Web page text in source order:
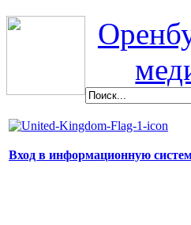
Вход в информационную